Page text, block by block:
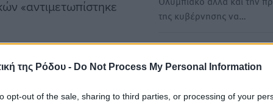
της Ρόδου - Do Not Process My Personal Information
opt-out of the sale, sharing to third parties, or processing of your
«αντιμετωπίστηκε
μνημόνιο και στη
της κυβέρνησης να…
εφορίας µε το νέο TAXIS
Ατοµικός φάκελος µε…